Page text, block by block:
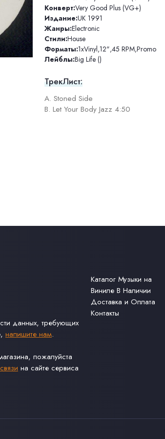
Конверт:Very Good Plus (VG+)
Издание:UK 1991
Жанры:Electronic
Стили:House
Форматы:1xVinyl,12",45 RPM,Promo
Лейблы:Big Life ()
ТрекЛист:
A. Stoned Side
B. Let Your Body Jazz 4:50
данных, требующих
напишите нам.
пожалуйста
на сайте сервиса
Каталог Музыки на
Виниле В Наличии
Доставка и Оплата
Контакты